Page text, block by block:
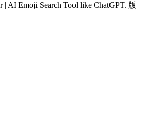
| AI Emoji Search Tool like ChatGPT. 版